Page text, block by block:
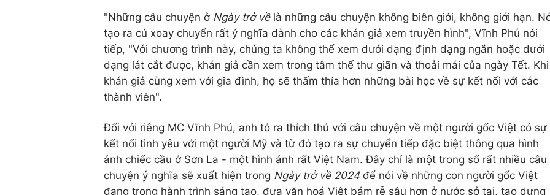
"Những câu chuyện ở Ngày trở về là những câu chuyện không biên giới, không giới hạn.
tạo ra cú xoay chuyển rất ý nghĩa dành cho các khán giả xem truyền hình", Vĩnh Phú nói
tiếp, "Với chương trình này, chúng ta không thể xem dưới dạng định dạng ngắn hoặc dưới
dạng lát cắt được, khán giả cần xem trong tâm thế thư giãn và thoải mái của ngày Tết. Khi
khán giả cùng xem với gia đình, họ sẽ thấm thía hơn những bài học về sự kết nối với các
thành viên".
Đối với riêng MC Vĩnh Phú, anh tỏ ra thích thú với câu chuyện về một người gốc Việt có sự
kết nối tình yêu với một người Mỹ và từ đó tạo ra sự chuyển tiếp đặc biệt thông qua hình
ảnh chiếc cầu ở Sơn La - một hình ảnh rất Việt Nam. Đây chỉ là một trong số rất nhiều câu
chuyện ý nghĩa sẽ xuất hiện trong Ngày trở về 2024để nói về những con người gốc Việt
đang trong hành trình sáng tạo, đưa văn hoá Việt bám rễ sâu hơn ở nước sở tại, tạo dựng